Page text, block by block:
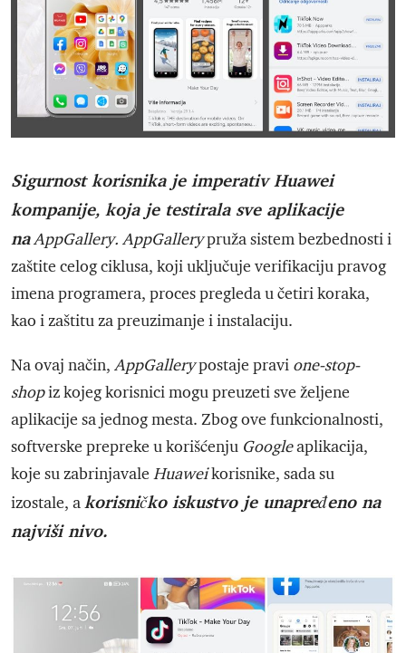
Sigurnost korisnika je imperativ Huawei
kompanije, koja je testirala sve aplikacije
naAppGallery. AppGallerypruža sistem bezbednosti i
zaštite celog ciklusa, koji uključuje verifikaciju pravog
imena programera, proces pregleda u četiri koraka,
kao i zaštitu za preuzimanje i instalaciju.
Na ovaj način, AppGallerypostaje pravi one-stop-
shopiz kojeg korisnici mogu preuzeti sve željene
aplikacije sa jednog mesta. Zbog ove funkcionalnosti,
softverske prepreke u korišćenju Googleaplikacija,
koje su zabrinjavale Huaweikorisnike, sada su
izostale, akorisničko iskustvo je unapređeno na
najviši nivo.